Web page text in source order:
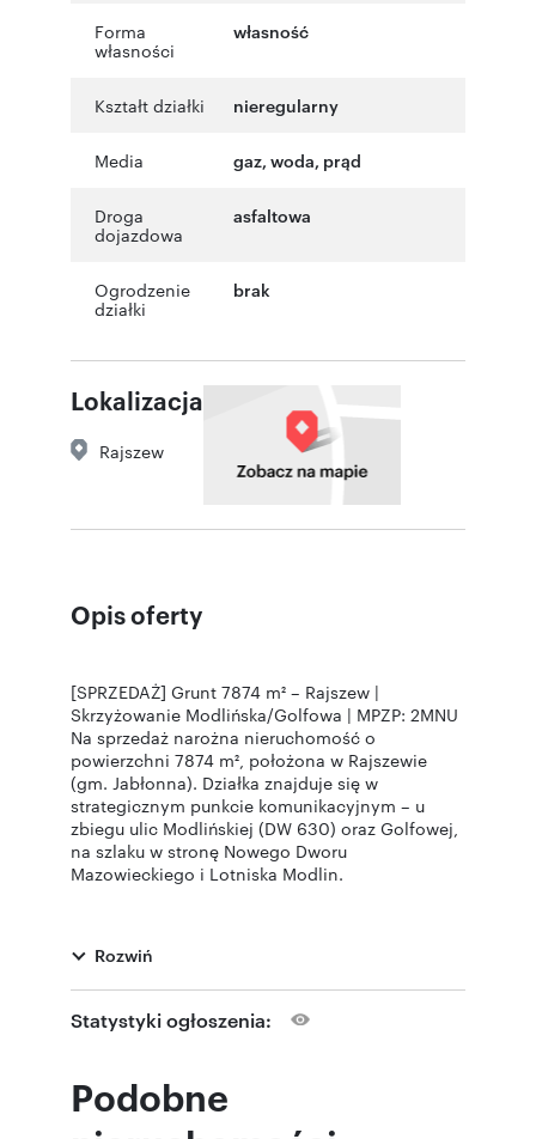
Forma
własności
własność
Kształt działki nieregularny
Media gaz, woda, prąd
Droga
dojazdowa
asfaltowa
Ogrodzenie
działki
brak
Lokalizacja
Rajszew
Opis oferty
[SPRZEDAŻ] Grunt 7874 m² – Rajszew |
Skrzyżowanie Modlińska/Golfowa | MPZP: 2MNU
Na sprzedaż narożna nieruchomość o
powierzchni 7874 m², położona w Rajszewie
(gm. Jabłonna). Działka znajduje się w
strategicznym punkcie komunikacyjnym – u
zbiegu ulic Modlińskiej (DW 630) oraz Golfowej,
na szlaku w stronę Nowego Dworu
Mazowieckiego i Lotniska Modlin.
Nieruchomość objęta jest planem miejscowym,
który dzieli działkę na strefy:
Strefa Inwestycyjna (2MNU): Zabudowa
mieszkaniowa jednorodzinna oraz usługi
Powierzchnia zabudowa: do 30%.
Rozwiń
Statystyki ogłoszenia:
Podobne